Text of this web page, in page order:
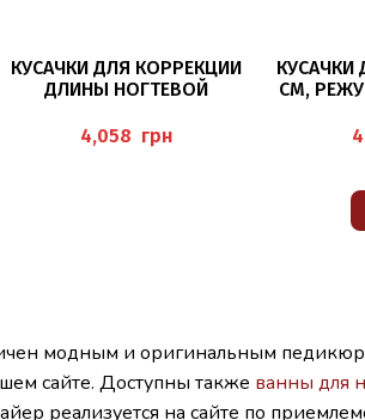
В КОРЗИНУ
КУСАЧКИ ДЛЯ КОРРЕКЦИИ
ДЛИНЫ НОГТЕВОЙ
15 ММ BAEHR
грн
КУСАЧКИ
СМ,
модным и оригинальным
сайте. Доступны также ванны для
реализуется на сайте по